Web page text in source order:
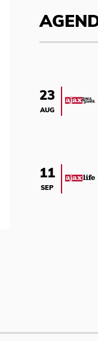
23
AUG
11
SEP